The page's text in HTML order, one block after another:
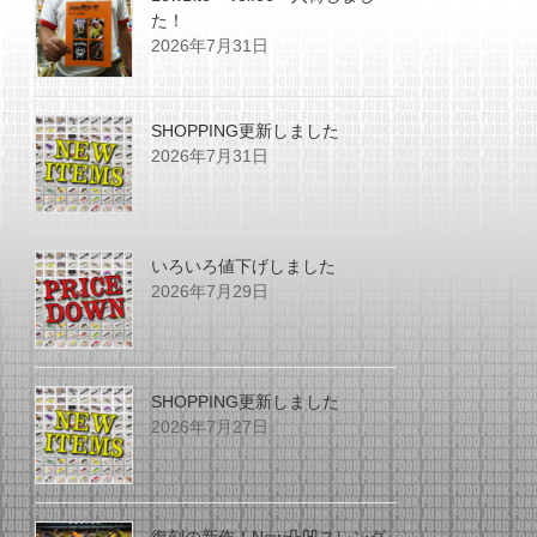
た！
2026年7月31日
SHOPPING更新しました
2026年7月31日
いろいろ値下げしました
2026年7月29日
SHOPPING更新しました
2026年7月27日